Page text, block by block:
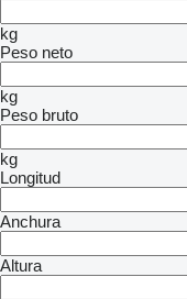
kg
Peso neto
kg
Peso bruto
kg
Longitud
Anchura
Altura